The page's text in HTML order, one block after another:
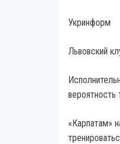
Укринформ
Львовский
«Карпатам»